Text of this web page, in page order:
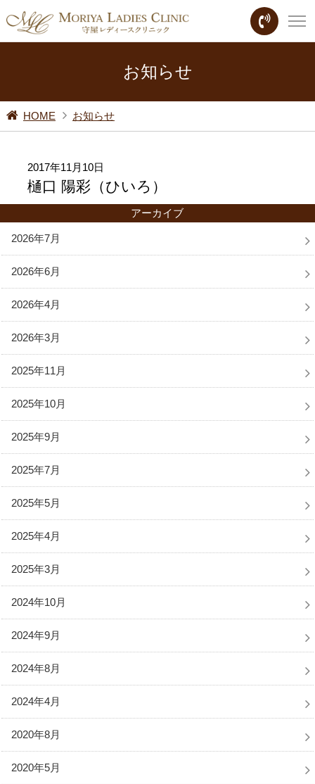
お知らせ
HOME お知らせ
2017年11月10日
樋口 陽彩（ひいろ）
アーカイブ
2026年7月
2026年6月
2026年4月
2026年3月
2025年11月
2025年10月
2025年9月
2025年7月
2025年5月
2025年4月
2025年3月
2024年10月
2024年9月
2024年8月
2024年4月
2020年8月
2020年5月